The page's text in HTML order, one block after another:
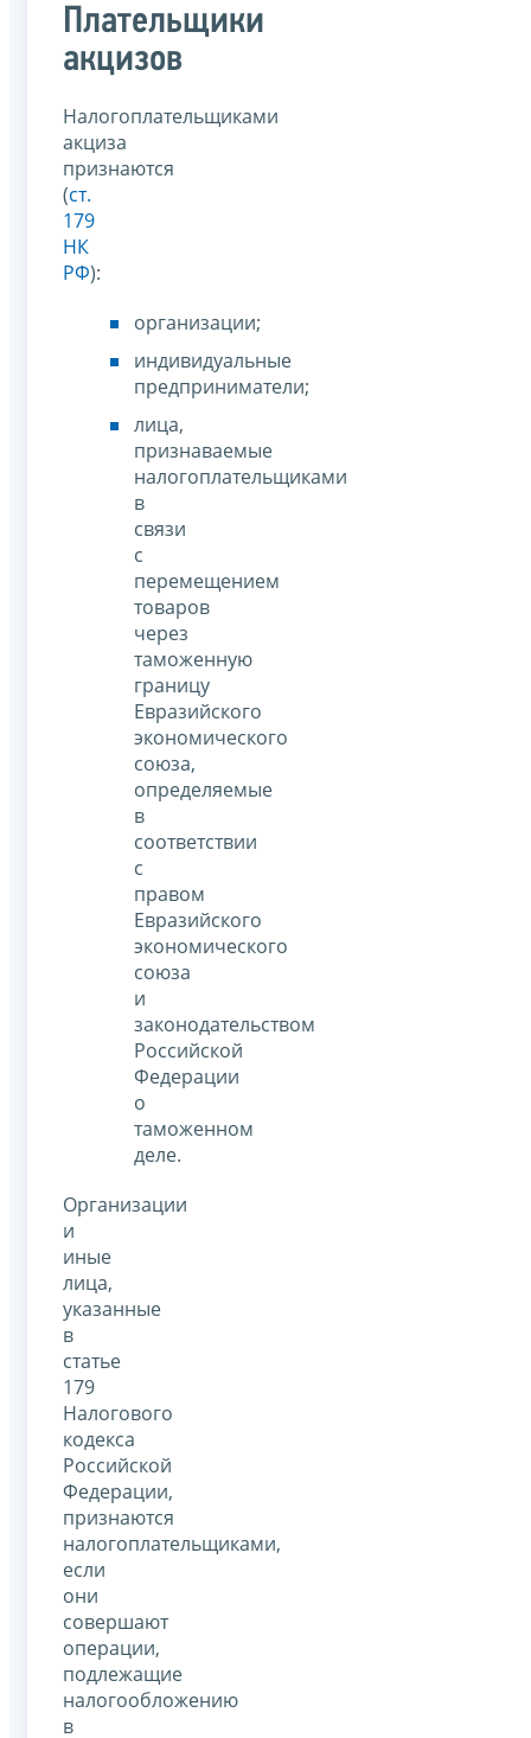
Плательщики
акцизов
Налогоплательщиками
акциза
признаются
(ст.
179
НК
РФ):
организации;
индивидуальные
предприниматели;
лица,
признаваемые
налогоплательщиками
в
связи
с
перемещением
товаров
через
таможенную
границу
Евразийского
экономического
союза,
определяемые
в
соответствии
с
правом
Евразийского
экономического
союза
и
законодательством
Российской
Федерации
о
таможенном
деле.
Организации
и
иные
лица,
указанные
в
статье
179
Налогового
кодекса
Российской
Федерации,
признаются
налогоплательщиками,
если
они
совершают
операции,
подлежащие
налогообложению
в